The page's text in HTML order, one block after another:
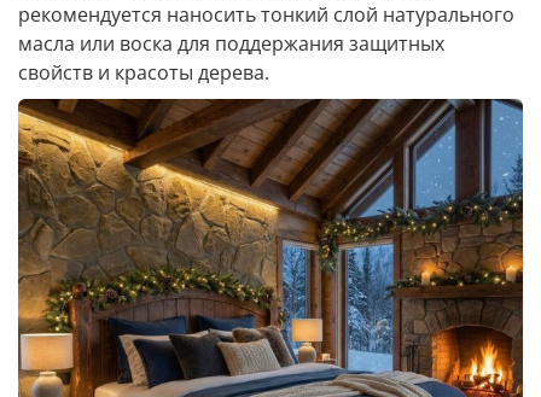
рекомендуется наносить тонкий слой натурального
масла или воска для поддержания защитных
свойств и красоты дерева.